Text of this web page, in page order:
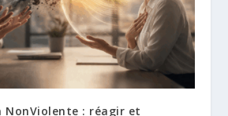
NonViolente : réagir et